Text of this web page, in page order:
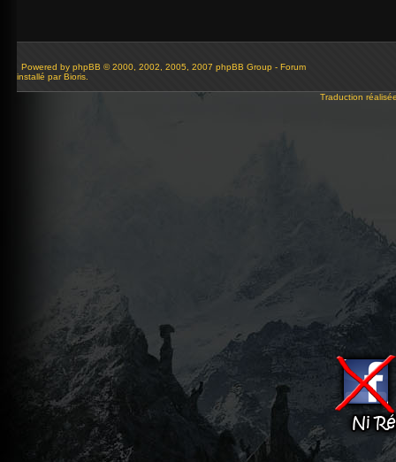
Powered by phpBB © 2000, 2002, 2005, 2007 phpBB Group - Forum
installé par Bioris.
Traduction